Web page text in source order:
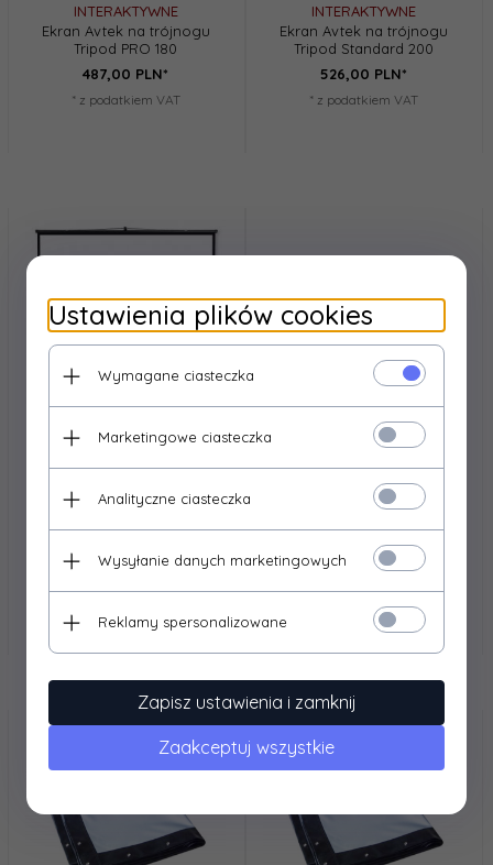
INTERAKTYWNE
Ekran Avtek na trójnogu
Tripod PRO 180
487,00 PLN*
* z podatkiem VAT
INTERAKTYWNE
Ekran Avtek na trójnogu
Tripod Standard 200
526,00 PLN*
* z podatkiem VAT
AVTEK MONITORY
INTERAKTYWNE
Ekran Avtek na trójnogu
Tripod PRO 200
AVTEK MONITORY
INTERAKTYWNE
Avtek RP 220 (16:9)
PLN*
Ustawienia plików cookies
Wymagane ciasteczka
Marketingowe ciasteczka
Analityczne ciasteczka
Wysyłanie danych marketingowych
Reklamy spersonalizowane
Zapisz ustawienia i zamknij
Zaakceptuj wszystkie